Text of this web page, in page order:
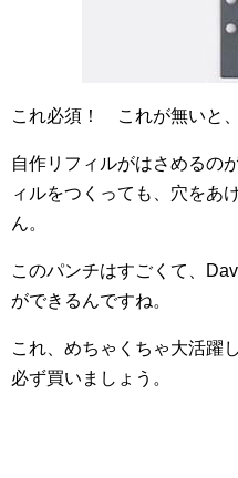
これ必須！ これが無いと
自作リフィルがはさめるの
ィルをつくっても、穴をあ
ん。
このパンチはすごくて、
ができるんですね。
これ、めちゃくちゃ大活躍
必ず買いましょう。